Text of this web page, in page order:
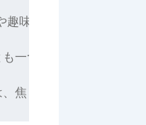
味をアピールするこ
一つの方法です。リ
焦らずじっくりと相